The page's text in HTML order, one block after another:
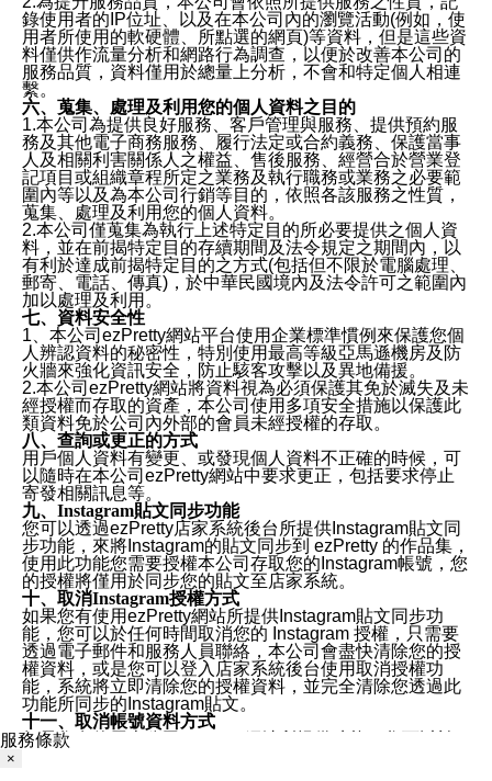
錄使用者的IP位址、以及在本公司內的瀏覽活動(例如，使
用者所使用的軟硬體、所點選的網頁)等資料，但是這些資
料僅供作流量分析和網路行為調查，以便於改善本公司的
服務品質，資料僅用於總量上分析，不會和特定個人相連
繫。
六、蒐集、處理及利用您的個人資料之目的
1.本公司為提供良好服務、客戶管理與服務、提供預約服
務及其他電子商務服務、履行法定或合約義務、保護當事
人及相關利害關係人之權益、售後服務、經營合於營業登
記項目或組織章程所定之業務及執行職務或業務之必要範
圍內等以及為本公司行銷等目的，依照各該服務之性質，
蒐集、處理及利用您的個人資料。
2.本公司僅蒐集為執行上述特定目的所必要提供之個人資
料，並在前揭特定目的存續期間及法令規定之期間內，以
有利於達成前揭特定目的之方式(包括但不限於電腦處理、
郵寄、電話、傳真)，於中華民國境內及法令許可之範圍內
加以處理及利用。
七、資料安全性
1、本公司ezPretty網站平台使用企業標準慣例來保護您個
人辨認資料的秘密性，特別使用最高等級亞馬遜機房及防
火牆來強化資訊安全，防止駭客攻擊以及異地備援。
2.本公司ezPretty網站將資料視為必須保護其免於滅失及未
經授權而存取的資產，本公司使用多項安全措施以保護此
類資料免於公司內外部的會員未經授權的存取。
八、查詢或更正的方式
用戶個人資料有變更、或發現個人資料不正確的時候，可
以隨時在本公司ezPretty網站中要求更正，包括要求停止
寄發相關訊息等。
九、Instagram貼文同步功能
您可以透過ezPretty店家系統後台所提供Instagram貼文同
步功能，來將Instagram的貼文同步到 ezPretty 的作品集，
使用此功能您需要授權本公司存取您的Instagram帳號，您
的授權將僅用於同步您的貼文至店家系統。
十、取消Instagram授權方式
如果您有使用ezPretty網站所提供Instagram貼文同步功
能，您可以於任何時間取消您的 Instagram 授權，只需要
透過電子郵件和服務人員聯絡，本公司會盡快清除您的授
權資料，或是您可以登入店家系統後台使用取消授權功
能，系統將立即清除您的授權資料，並完全清除您透過此
功能所同步的Instagram貼文。
十一、取消帳號資料方式
如果您有使用本公司ezPretty網站所提供功能，您可以於
服務條款
×